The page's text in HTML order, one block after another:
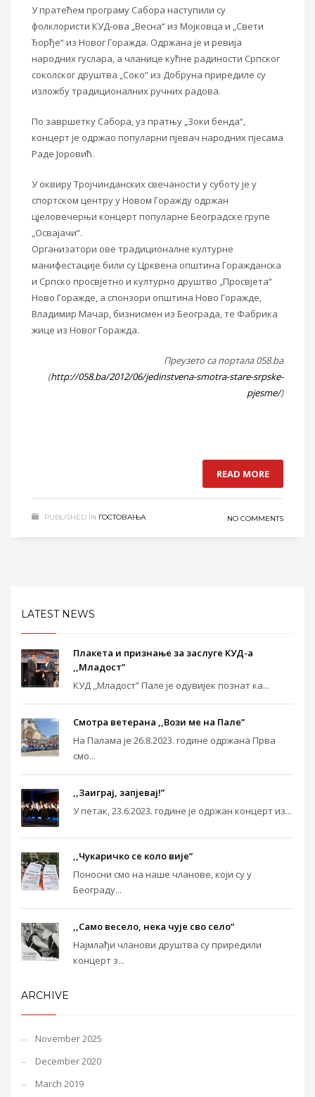
У пратећем програму Сабора наступили су
фолклористи КУД-ова „Весна“ из Мојковца и „Свети
Ђорђе“ из Новог Горажда. Одржана је и ревија
народних гуслара, а чланице кућне радиности Српског
соколског друштва „Соко“ из Добруна приредиле су
изложбу традиционалних ручних радова.
По завршетку Сабора, уз пратњу „Зоки бенда“,
концерт је одржао популарни пјевач народних пјесама
Раде Јоровић.
У оквиру Тројчинданских свечаности у суботу је у
спортском центру у Новом Горажду одржан
цјеловечерњи концерт популарне Београдске групе
„Освајачи“.
Организатори ове традиционалне културне
манифестације били су Црквена општина Горажданска
и Српско просвјетно и културно друштво „Просвјета“
Ново Горажде, а спонзори општина Ново Горажде,
Владимир Мачар, бизнисмен из Београда, те Фабрика
жице из Новог Горажда.
Преузето са портала 058.ba
(http://058.ba/2012/06/jedinstvena-smotra-stare-srpske-
pjesme/)
READ MORE
PUBLISHED IN ГОСТОВАЊА NO COMMENTS
LATEST NEWS
Плакета и признање за заслуге КУД-а
,,Младост”
КУД ,,Младост” Пале је одувијек познат ка...
Смотра ветерана ,,Вози ме на Пале”
На Палама је 26.8.2023. године одржана Прва
смо...
,,Заиграј, запјевај!”
У петак, 23.6.2023. године је одржан концерт из...
,,Чукаричко се коло вије”
Поносни смо на наше чланове, који су у
Београду...
,,Само весело, нека чује сво село“
Најмлађи чланови друштва су приредили
концерт з...
ARCHIVE
November 2025
December 2020
March 2019